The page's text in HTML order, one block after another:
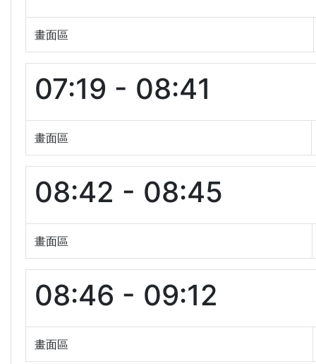
畫面區
07:19 - 08:41
畫面區
08:42 - 08:45
畫面區
08:46 - 09:12
畫面區